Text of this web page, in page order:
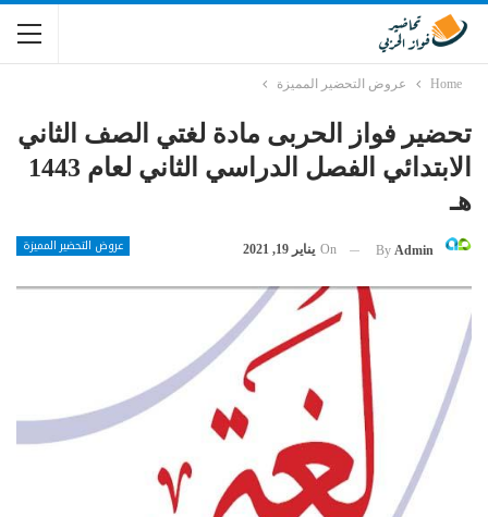
Home عروض التحضير المميزة
تحضير فواز الحربى مادة لغتي الصف الثاني
الابتدائي الفصل الدراسي الثاني لعام 1443
هـ
عروض التحضير المميزة By Admin
On يناير 19, 2021